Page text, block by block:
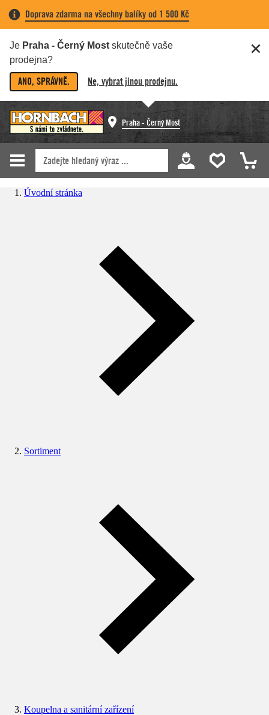
Doprava zdarma na všechny balíky od 1 500 Kč
Je Praha - Černý Most skutečně vaše
prodejna?
ANO, SPRÁVNĚ. Ne, vybrat jinou prodejnu.
Praha - Černý Most
Úvodní stránka
Sortiment
Koupelna a sanitární zařízení